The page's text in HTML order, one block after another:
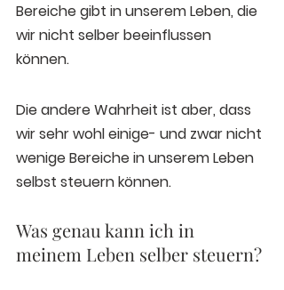
Bereiche gibt in unserem Leben, die
wir nicht selber beeinflussen
können.
Die andere Wahrheit ist aber, dass
wir sehr wohl einige- und zwar nicht
wenige Bereiche in unserem Leben
selbst steuern können.
Was genau kann ich in
meinem Leben selber steuern?